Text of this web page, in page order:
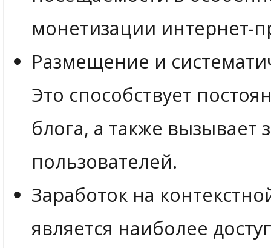
монетизации интернет-
Размещение и
Это способствует
блога, а также вызывает
пользователей.
Заработок на
является наиболее